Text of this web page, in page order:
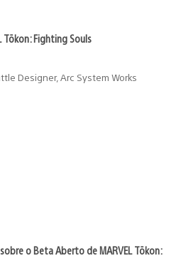
Tōkon: Fighting Souls
Designer, Arc System Works
o Beta Aberto de MARVEL Tōkon: